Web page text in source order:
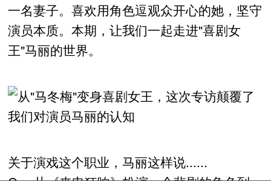
一名妻子。喜欢用角色逗观众开心的她，坚守
演员本质。本期，让我们一起走进"喜剧女
王"马丽的世界。
关于演戏这个职业，马丽这样说......